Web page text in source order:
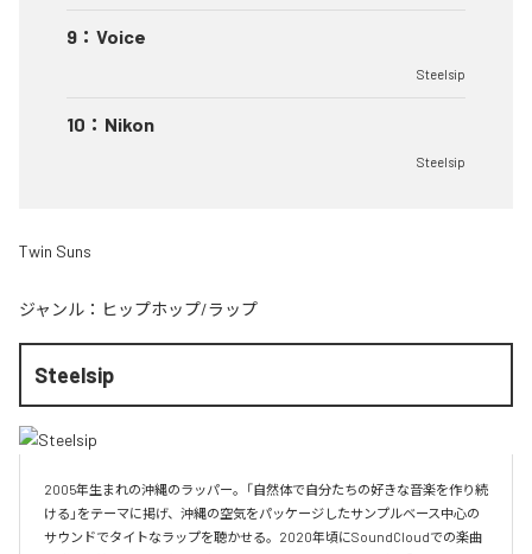
9 ： Voice
Steelsip
10 ： Nikon
Steelsip
Twin Suns
ジャンル： ヒップホップ/ラップ
Steelsip
2005年生まれの沖縄のラッパー。「自然体で自分たちの好きな音楽を作り続
ける」をテーマに掲げ、沖縄の空気をパッケージしたサンプルベース中心の
サウンドでタイトなラップを聴かせる。2020年頃にSoundCloudでの楽曲